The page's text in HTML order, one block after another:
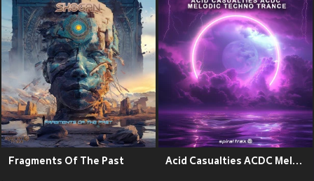
Fragments Of The Past Acid Casualties ACDC Melodic Techno Trance